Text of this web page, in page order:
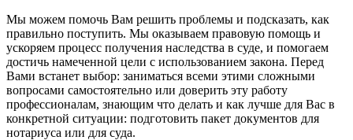
Мы можем помочь Вам решить проблемы и подсказать, как
правильно поступить. Мы оказываем правовую помощь и
ускоряем процесс получения наследства в суде, и помогаем
достичь намеченной цели с использованием закона. Перед
Вами встанет выбор: заниматься всеми этими сложными
вопросами самостоятельно или доверить эту работу
профессионалам, знающим что делать и как лучше для Вас в
конкретной ситуации: подготовить пакет документов для
нотариуса или для суда.